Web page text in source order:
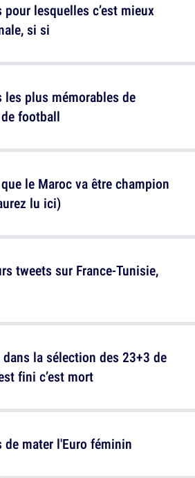
lesquelles c’est mieux
si si
le Maroc va être champion
lu ici)
la sélection des 23+3 de
fini c’est mort
les plus mémorables de
football
tweets sur France-Tunisie,
de mater l'Euro féminin